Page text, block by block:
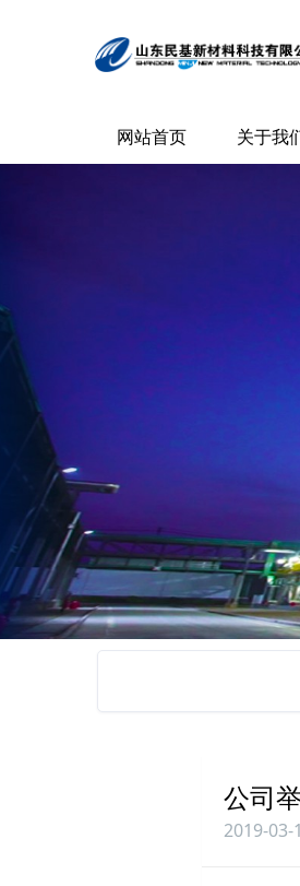
网站首页 关于我
公司
2019-03-